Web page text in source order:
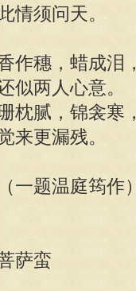
情须问天。
作穗，蜡成泪，
似两人心意。
枕腻，锦衾寒，
来更漏残。
（一题温庭筠作）
萨蛮